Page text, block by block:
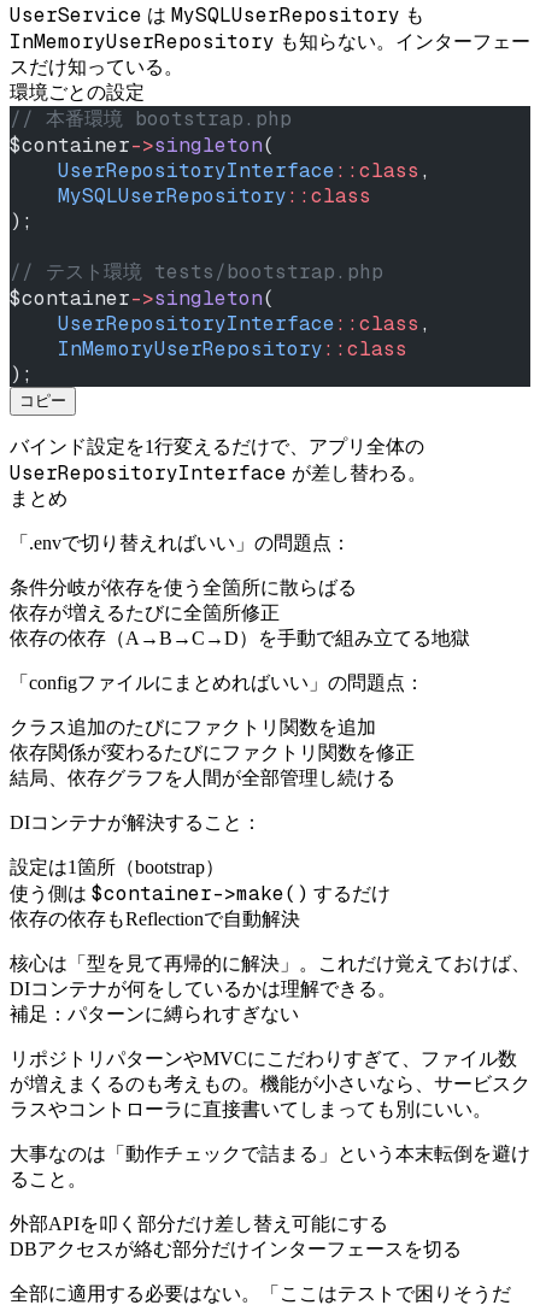
UserService は MySQLUserRepository も
InMemoryUserRepository も知らない。インターフェー
スだけ知っている。
環境ごとの設定
// 本番環境 bootstrap.php
$container->singleton(
    UserRepositoryInterface
::class ,
    MySQLUserRepository
::class
);
// テスト環境 tests/bootstrap.php
$container->singleton(
    UserRepositoryInterface
::class ,
    InMemoryUserRepository
::class
);
コピー
バインド設定を1行変えるだけで、アプリ全体の
UserRepositoryInterface が差し替わる。
まとめ
「.envで切り替えればいい」の問題点：
条件分岐が依存を使う全箇所に散らばる
依存が増えるたびに全箇所修正
依存の依存（A→B→C→D）を手動で組み立てる地獄
「configファイルにまとめればいい」の問題点：
クラス追加のたびにファクトリ関数を追加
依存関係が変わるたびにファクトリ関数を修正
結局、依存グラフを人間が全部管理し続ける
DIコンテナが解決すること：
設定は1箇所（bootstrap）
使う側は $container->make() するだけ
依存の依存もReflectionで自動解決
核心は「型を見て再帰的に解決」。これだけ覚えておけば、
DIコンテナが何をしているかは理解できる。
補足：パターンに縛られすぎない
リポジトリパターンやMVCにこだわりすぎて、ファイル数
が増えまくるのも考えもの。機能が小さいなら、サービスク
ラスやコントローラに直接書いてしまっても別にいい。
大事なのは「動作チェックで詰まる」という本末転倒を避け
ること。
外部APIを叩く部分だけ差し替え可能にする
DBアクセスが絡む部分だけインターフェースを切る
全部に適用する必要はない。「ここはテストで困りそうだ